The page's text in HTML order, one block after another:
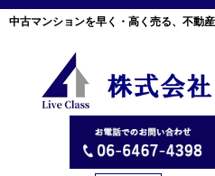
中古マンションを早く・高く売る、不動